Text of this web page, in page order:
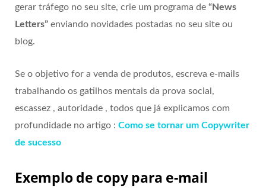
gerar tráfego no seu site, crie um programa de “News
Letters” enviando novidades postadas no seu site ou
blog.
Se o objetivo for a venda de produtos, escreva e-mails
trabalhando os gatilhos mentais da prova social,
escassez , autoridade , todos que já explicamos com
profundidade no artigo : Como se tornar um Copywriter
de sucesso
Exemplo de copy para e-mail